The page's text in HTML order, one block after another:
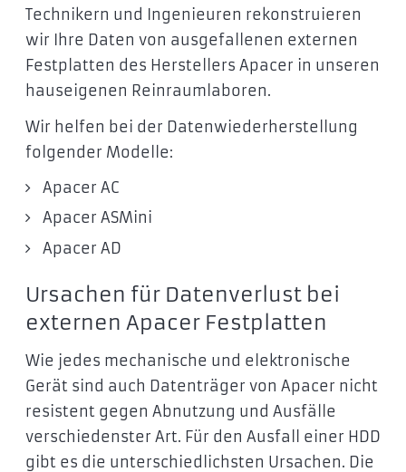
Technikern und Ingenieuren rekonstruieren
wir Ihre Daten von ausgefallenen externen
Festplatten des Herstellers Apacer in unseren
hauseigenen Reinraumlaboren.
Wir helfen bei der Datenwiederherstellung
folgender Modelle:
Apacer AC
Apacer ASMini
Apacer AD
Ursachen für Datenverlust bei
externen Apacer Festplatten
Wie jedes mechanische und elektronische
Gerät sind auch Datenträger von Apacer nicht
resistent gegen Abnutzung und Ausfälle
verschiedenster Art. Für den Ausfall einer HDD
gibt es die unterschiedlichsten Ursachen. Die